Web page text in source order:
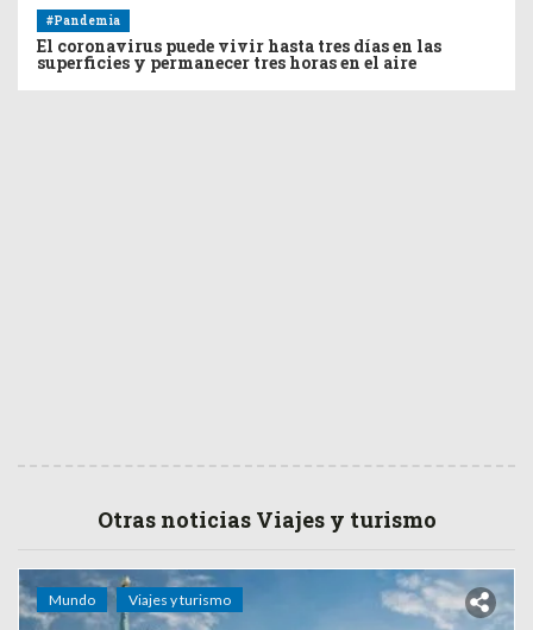
#Pandemia
El coronavirus puede vivir hasta tres días en las
superficies y permanecer tres horas en el aire
Otras noticias Viajes y turismo
Mundo Viajes y turismo